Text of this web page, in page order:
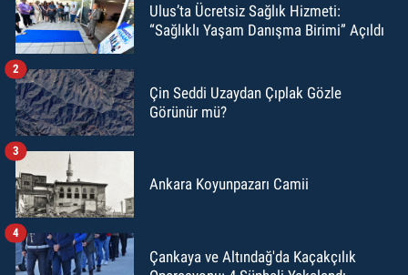
Ulus’ta Ücretsiz Sağlık Hizmeti:
“Sağlıklı Yaşam Danışma Birimi” Açıldı
Çin Seddi Uzaydan Çıplak Gözle
Görünür mü?
2
Ankara Koyunpazarı Camii
3
Çankaya ve Altındağ'da Kaçakçılık
4